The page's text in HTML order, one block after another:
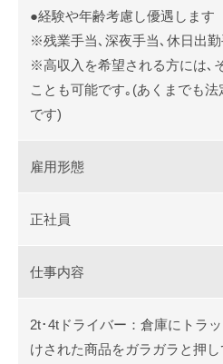
●経験や年齢考慮し優遇します
※残業手当､深夜手当､休日出勤
※高収入を希望される方には､
ことも可能です｡(あくまでも
です)
雇用形態
正社員
仕事内容
2t･4tドライバー：倉庫にトラ
けされた商品をガラガラと押